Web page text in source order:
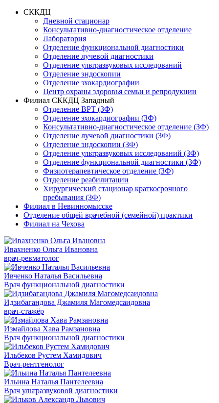
СККДЦ
Дневной стационар
Консультативно-диагностическое отделение
Лаборатория
Отделение функциональной диагностики
Отделение лучевой диагностики
Отделение ультразвуковых исследований
Отделение эндоскопии
Отделение эхокардиографии
Центр охраны здоровья семьи и репродукции
Филиал СККДЦ Западный
Отделение ВРТ (ЗФ)
Отделение эхокардиографии (ЗФ)
Консультативно-диагностическое отделение (ЗФ)
Отделение лучевой диагностики (ЗФ)
Отделение эндоскопии (ЗФ)
Отделение ультразвуковых исследований (ЗФ)
Отделение функциональной диагностики (ЗФ)
Физиотерапевтическое отделение (ЗФ)
Отделение реабилитации
Хирургический стационар краткосрочного
пребывания (ЗФ)
Филиал в Невинномысске
Отделение общей врачебной (семейной) практики
Филиал на Чехова
Ивахненко Ольга Ивановна
врач-ревматолог
Ивченко Наталья Васильевна
Врач функциональной диагностики
Идзибагандова Джамиля Магомедсаидовна
врач-стажёр
Измайлова Хава Рамзановна
Врач функциональной диагностики
Ильбеков Рустем Хамидович
Врач-рентгенолог
Ильина Наталья Пантелеевна
Врач ультразвуковой диагностики